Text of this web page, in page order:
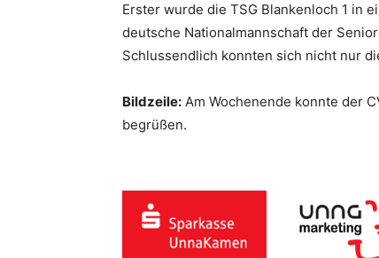
Erster wurde die TSG Blankenloch 1 in
deutsche Nationalmannschaft der
Schlussendlich konnten sich nicht nur
Bildzeile: Am Wochenende konnte der
begrüßen.